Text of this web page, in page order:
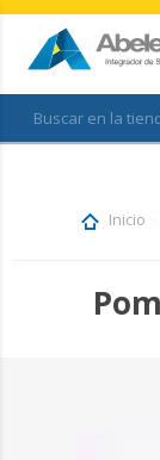
FAVORITOS
Inicio